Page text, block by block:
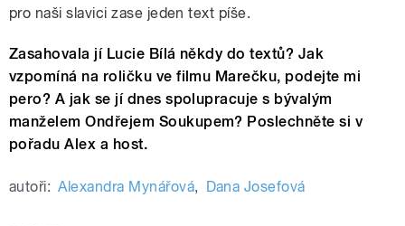
pro naši slavici zase jeden text píše.
Zasahovala jí Lucie Bílá někdy do textů? Jak
vzpomíná na roličku ve filmu Marečku, podejte mi
pero? A jak se jí dnes spolupracuje s bývalým
manželem Ondřejem Soukupem? Poslechněte si v
pořadu Alex a host.
autoři: Alexandra Mynářová, Dana Josefová